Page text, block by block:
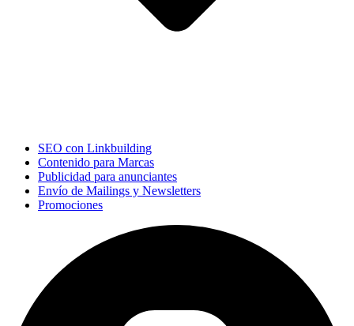
SEO con Linkbuilding
Contenido para Marcas
Publicidad para anunciantes
Envío de Mailings y Newsletters
Promociones